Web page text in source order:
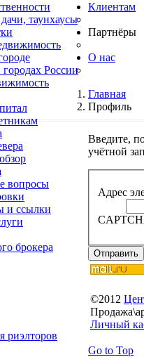
таунхаусы
России
Клиентам
вопросы
и ссылки
брокера
Партнёры
О нас
риэлторов
Главная
Профиль
Введите,
учётной
Адрес
Отправить
©2012
Личный
Go to Top